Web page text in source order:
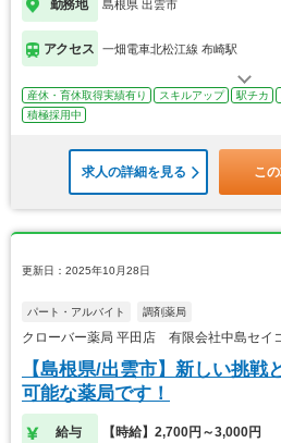
勤務地 島根県 出雲市
アクセス 一畑電車北松江線 布崎駅
産休・育休取得実績有り スキルアップ 駅チカ
積極採用中
求人の詳細を見る こ
更新日：2025年10月28日
パート・アルバイト 調剤薬局
クローバー薬局 平田店 有限会社中島セイ
【島根県/出雲市】新しい挑戦
可能な薬局です！
給与 【時給】2,700円～3,000円